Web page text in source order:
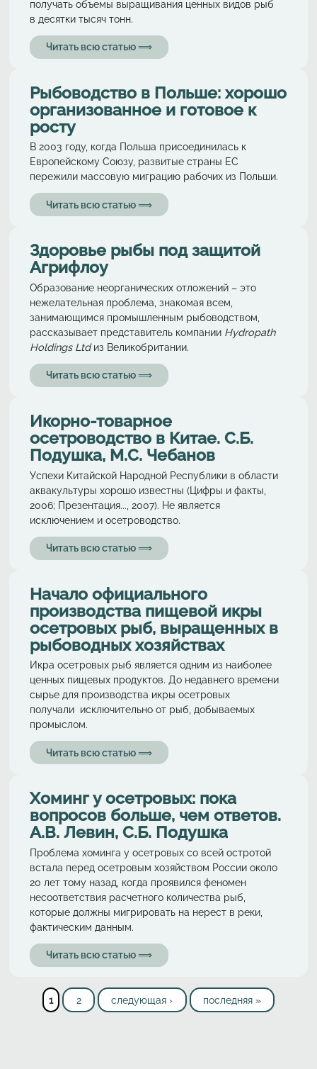
получать объемы выращивания ценных видов рыб
в десятки тысяч тонн.
Читать всю статью ⟹
Рыбоводство в Польше: хорошо
организованное и готовое к
росту
В 2003 году, когда Польша присоединилась к
Европейскому Союзу, развитые страны ЕС
пережили массовую миграцию рабочих из Польши.
Читать всю статью ⟹
Здоровье рыбы под защитой
Агрифлоу
Образование неорганических отложений – это
нежелательная проблема, знакомая всем,
занимающимся промышленным рыбоводством,
рассказывает представитель компании Hydropath
Holdings Ltdиз Великобритании.
Читать всю статью ⟹
Икорно-товарное
осетроводство в Китае. С.Б.
Подушка, М.С. Чебанов
Успехи Китайской Народной Республики в области
аквакультуры хорошо известны (Цифры и факты,
2006; Презентация..., 2007). Не является
исключением и осетроводство.
Читать всю статью ⟹
Начало официального
производства пищевой икры
осетровых рыб, выращенных в
рыбоводных хозяйствах
Икра осетровых рыб является одним из наиболее
ценных пищевых продуктов. До недавнего времени
сырье для производства икры осетровых
получали исключительно от рыб, добываемых
промыслом.
Читать всю статью ⟹
Хоминг у осетровых: пока
вопросов больше, чем ответов.
А.В. Левин, С.Б. Подушка
Проблема хоминга у осетровых со всей остротой
встала перед осетровым хозяйством России около
20 лет тому назад, когда проявился феномен
несоответствия расчетного количества рыб,
которые должны мигрировать на нерест в реки,
фактическим данным.
Читать всю статью ⟹
Страницы
1 2 следующая › последняя »